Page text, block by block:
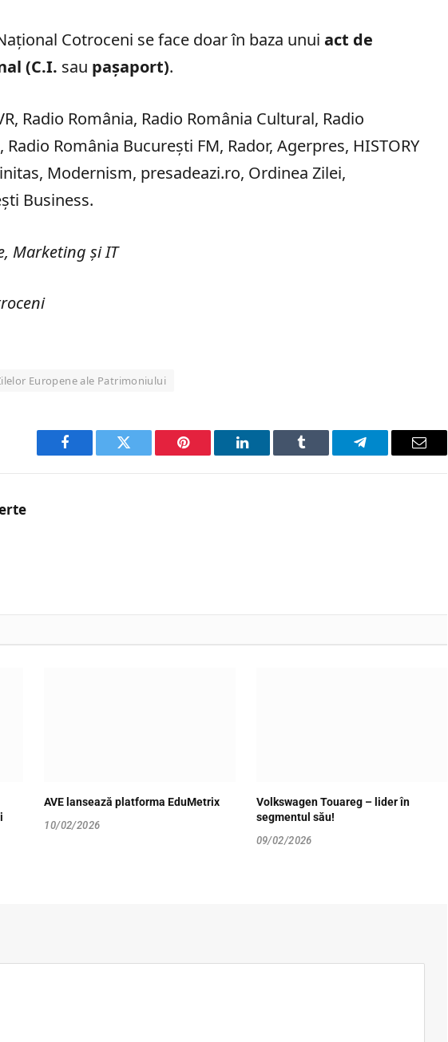
Cotroceni se face doar în baza unuiact de
(C.I. sau pașaport).
Radio România, Radio România Cultural, Radio
România București FM, Rador, Agerpres, HISTORY
Modernism, presadeazi.ro, Ordinea Zilei,
Business.
Marketing și IT
Europene ale Patrimoniului
Facebook Twitter Pinterest LinkedIn Tumblr Telegram Email
AVE lansează platforma EduMetrix
10/02/2026
Volkswagen Touareg – lider în
segmentul său!
09/02/2026